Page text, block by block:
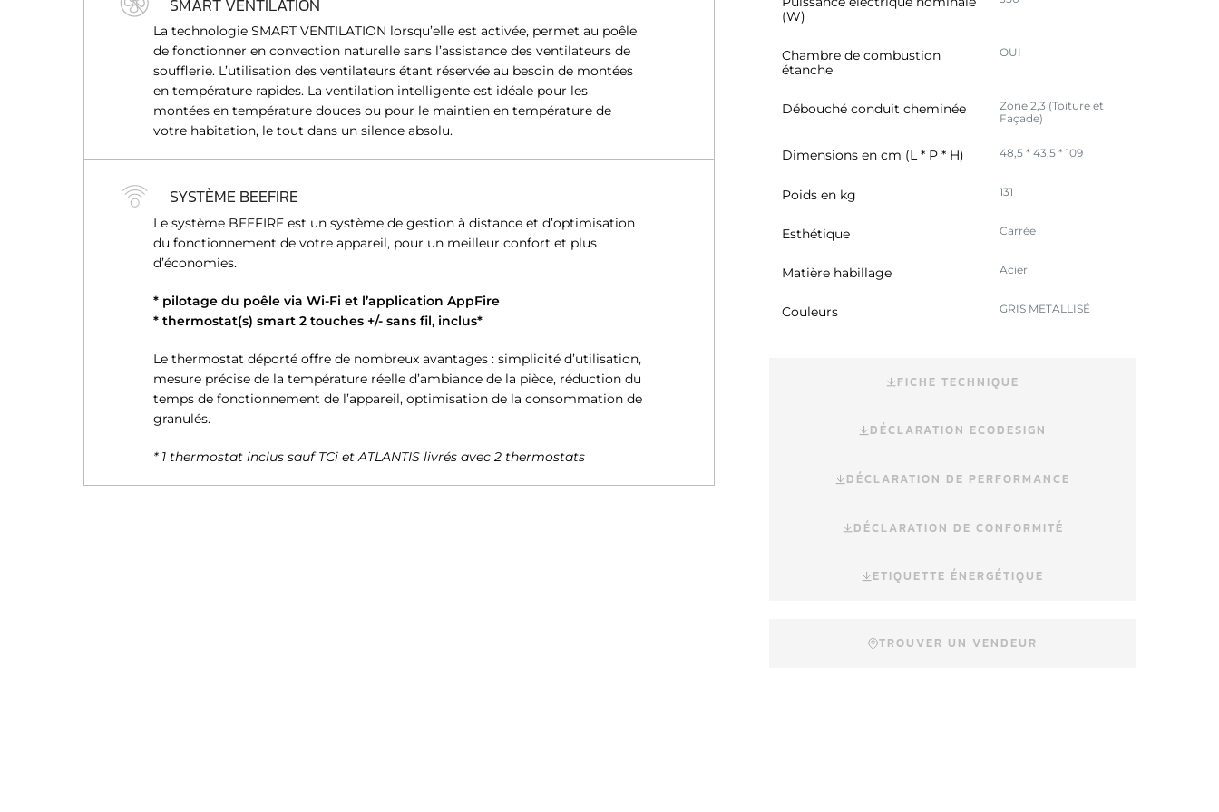
n
t
e
m
e
n
La technologie SMART VENTILATION lorsqu’elle est activée, permet au poêle
de fonctionner en convection naturelle sans l’assistance des ventilateurs de
soufflerie. L’utilisation des ventilateurs étant réservée au besoin de montées
en température rapides. La ventilation intelligente est idéale pour les
montées en température douces ou pour le maintien en température de
votre habitation, le tout dans un silence absolu.
SYSTÈME BEEFIRE
Le système BEEFIRE est un système de gestion à distance et d’optimisation
du fonctionnement de votre appareil, pour un meilleur confort et plus
d’économies.
* pilotage du poêle via Wi-Fi et l’application AppFire
* thermostat(s) smart 2 touches +/- sans fil, inclus*
Le thermostat déporté offre de nombreux avantages : simplicité d’utilisation,
mesure précise de la température réelle d’ambiance de la pièce, réduction du
temps de fonctionnement de l’appareil, optimisation de la consommation de
granulés.
* 1 thermostat inclus sauf TCi et ATLANTIS livrés avec 2 thermostats
(W)
Chambre de combustion
étanche
OUI
Débouché conduit cheminée
Zone 2,3 (Toiture et
Façade)
Dimensions en cm (L * P * H) 48,5 * 43,5 * 109
Poids en kg 131
Esthétique Carrée
Matière habillage Acier
Couleurs GRIS METALLISÉ
FICHE TECHNIQUE
DÉCLARATION ECODESIGN
DÉCLARATION DE PERFORMANCE
DÉCLARATION DE CONFORMITÉ
ETIQUETTE ÉNERGÉTIQUE
TROUVER UN VENDEUR